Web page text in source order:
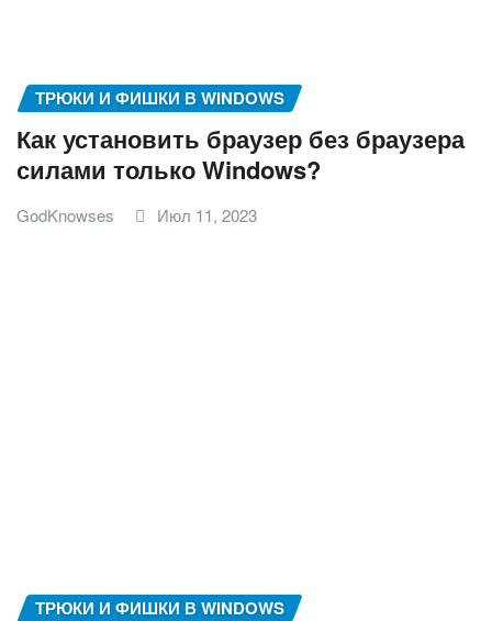
ТРЮКИ И ФИШКИ В WINDOWS
Как установить браузер без браузера
силами только Windows?
GodKnowses Июл 11, 2023
ТРЮКИ И ФИШКИ В WINDOWS